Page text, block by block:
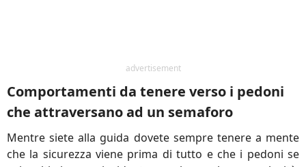
advertisement
Comportamenti da tenere verso i pedoni
che attraversano ad un semaforo
Mentre siete alla guida dovete sempre tenere a mente
che la sicurezza viene prima di tutto e che i pedoni se